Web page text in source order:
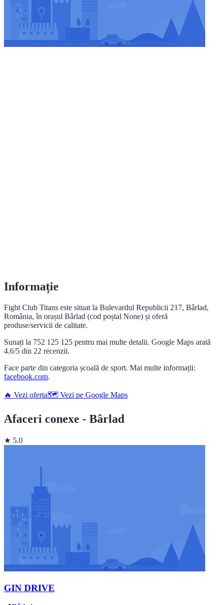
Informație
Fight Club Titans este situat la Bulevardul Republicii 217, Bârlad,
România, în orașul Bârlad (cod poștal None) și oferă
produse/servicii de calitate.
Sunați la 752 125 125 pentru mai multe detalii. Google Maps arată
4.6/5 din 22 recenzii.
Face parte din categoria școală de sport. Mai multe informații:
facebook.com.
🔥 Vezi oferta🗺️ Vezi pe Google Maps
Afaceri conexe - Bârlad
★ 5.0
GIN DRIVE